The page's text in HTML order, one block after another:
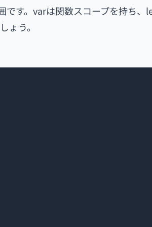
す。varは関数スコープを持ち、
ょう。